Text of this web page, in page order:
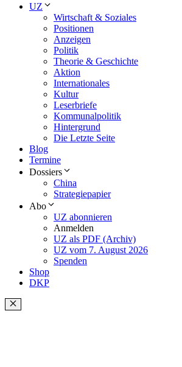
UZ
Wirtschaft & Soziales
Positionen
Anzeigen
Politik
Theorie & Geschichte
Aktion
Internationales
Kultur
Leserbriefe
Kommunalpolitik
Hintergrund
Die Letzte Seite
Blog
Termine
Dossiers
China
Strategiepapier
Abo
UZ abonnieren
Anmelden
UZ als PDF (Archiv)
UZ vom 7. August 2026
Spenden
Shop
DKP
Schließen